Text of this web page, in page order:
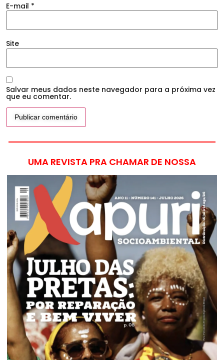
E-mail *
Site
Salvar meus dados neste navegador para a próxima vez
que eu comentar.
UMA REVISTA PRA CHAMAR DE NOSSA